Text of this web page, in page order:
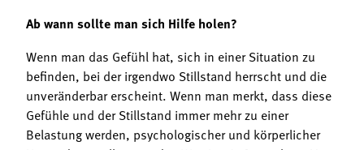
Ab wann sollte man sich Hilfe holen?
Wenn man das Gefühl hat, sich in einer Situation zu
befinden, bei der irgendwo Stillstand herrscht und die
unveränderbar erscheint. Wenn man merkt, dass diese
Gefühle und der Stillstand immer mehr zu einer
Belastung werden, psychologischer und körperlicher